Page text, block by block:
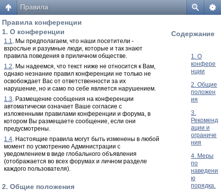
Правила
Правила конференции
Содержание
1. О
конфере
нции
2. Общие
положен
ия
3.
Рекоменд
ации и
ограниче
ния
4. Меры
по
наведени
ю
порядка.
1. О конференции
1.1. Мы предполагаем, что наши посетители -
взрослые и разумные люди, которые и так знают
правила поведения в приличном обществе.
1.2. Мы надеемся, что текст ниже не относится к Вам,
однако незнание правил конференции не только не
освобождает Вас от ответственности за их
нарушение, но и само по себе является нарушением.
1.3. Размещение сообщения на конференции
автоматически означает Ваше согласие с
изложенными правилами конференции и форума, в
котором Вы размещаете сообщение, если они
предусмотрены.
1.4. Настоящие правила могут быть изменены в любой
момент по усмотрению Администрации с
уведомлением в виде глобального объявления
(отображается во всех форумах и личном разделе
каждого пользователя).
2. Общие положения